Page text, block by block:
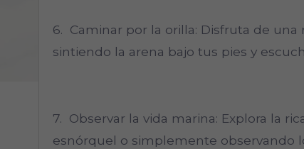
6. Caminar por la orilla: Disfruta de
sintiendo la arena bajo tus pies y
7. Observar la vida marina: Explora la
esnórquel o simplemente observando